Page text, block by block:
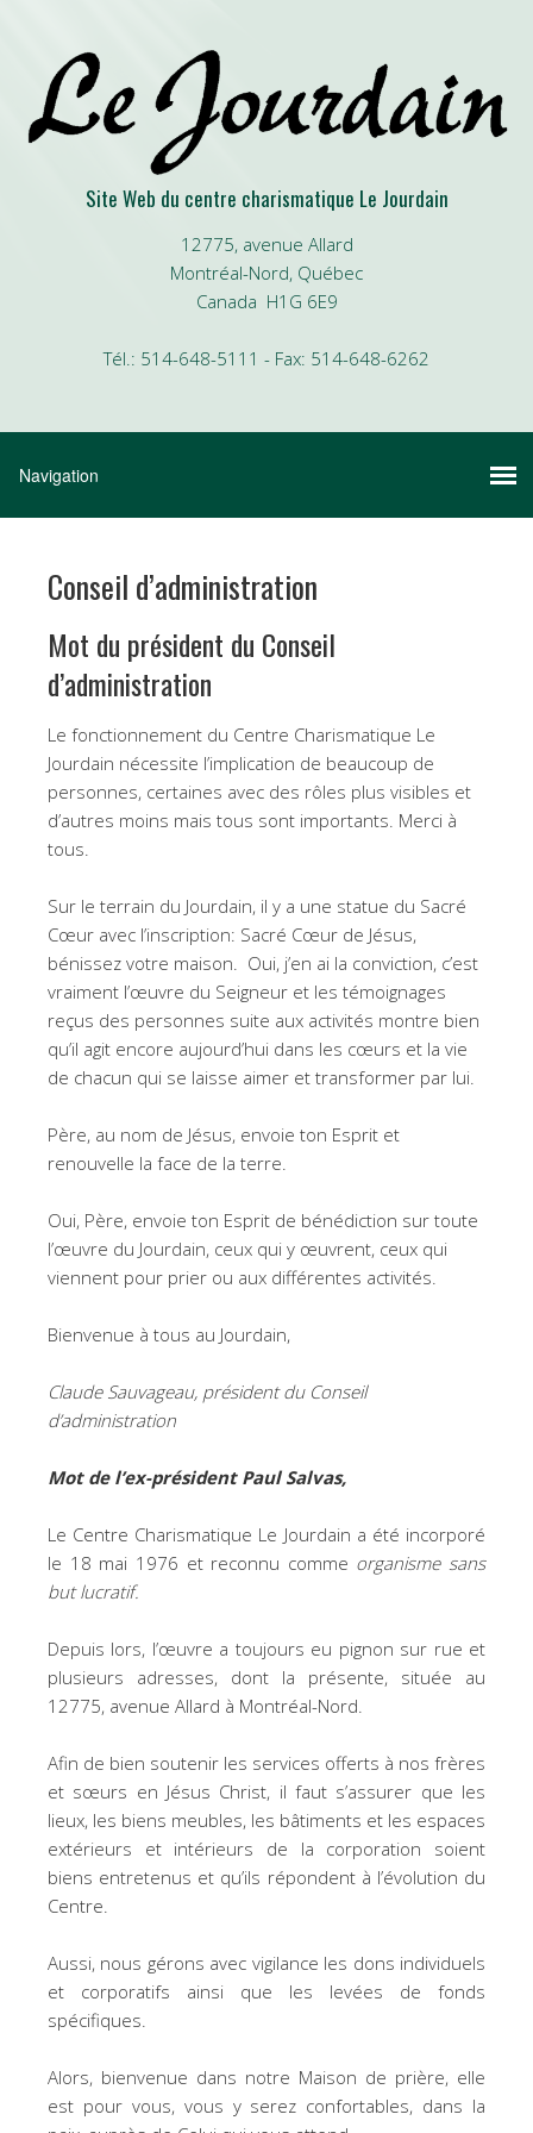
Site Web du centre charismatique Le Jourdain
12775, avenue Allard
Montréal-Nord, Québec
Canada H1G 6E9
Tél.: 514-648-5111 - Fax: 514-648-6262
Conseil d’administration
Mot du président du Conseil
d’administration
Le fonctionnement du Centre Charismatique Le
Jourdain nécessite l’implication de beaucoup de
personnes, certaines avec des rôles plus visibles et
d’autres moins mais tous sont importants. Merci à
tous.
Sur le terrain du Jourdain, il y a une statue du Sacré
Cœur avec l’inscription: Sacré Cœur de Jésus,
bénissez votre maison. Oui, j’en ai la conviction, c’est
vraiment l’œuvre du Seigneur et les témoignages
reçus des personnes suite aux activités montre bien
qu’il agit encore aujourd’hui dans les cœurs et la vie
de chacun qui se laisse aimer et transformer par lui.
Père, au nom de Jésus, envoie ton Esprit et
renouvelle la face de la terre.
Oui, Père, envoie ton Esprit de bénédiction sur toute
l’œuvre du Jourdain, ceux qui y œuvrent, ceux qui
viennent pour prier ou aux différentes activités.
Bienvenue à tous au Jourdain,
Claude Sauvageau, président du Conseil
d’administration
Mot de l’ex-président Paul Salvas,
Le Centre Charismatique Le Jourdain a été incorporé
le 18 mai 1976 et reconnu comme organisme sans
but lucratif.
Depuis lors, l’œuvre a toujours eu pignon sur rue et
plusieurs adresses, dont la présente, située au
12775, avenue Allard à Montréal-Nord.
Afin de bien soutenir les services offerts à nos frères
et sœurs en Jésus Christ, il faut s’assurer que les
lieux, les biens meubles, les bâtiments et les espaces
extérieurs et intérieurs de la corporation soient
biens entretenus et qu’ils répondent à l’évolution du
Centre.
Aussi, nous gérons avec vigilance les dons individuels
et corporatifs ainsi que les levées de fonds
spécifiques.
Alors, bienvenue dans notre Maison de prière, elle
est pour vous, vous y serez confortables, dans la